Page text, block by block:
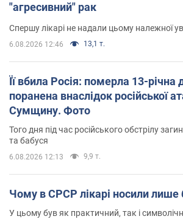
"агресивний" рак
Спершу лікарі не надали цьому належної
6.08.2026 12:46 13,1 т.
Її вбила Росія: померла 13-річна
поранена внаслідок російської
Сумщину. Фото
Того дня під час російського обстрілу
та бабуся
6.08.2026 12:13 9,9 т.
Чому в СРСР лікарі носили лише
У цьому був як практичний, так і